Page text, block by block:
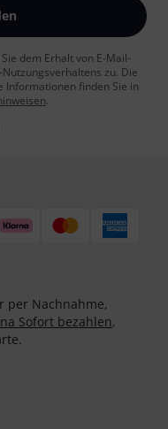
dem Erhalt von E-Mail-
zu. Die
Informationen finden Sie in
.
per Nachnahme,
Sofort bezahlen,